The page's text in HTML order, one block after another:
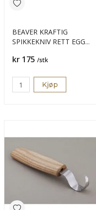
BEAVER KRAFTIG
SPIKKEKNIV RETT EGG
Pris
kr 175 /stk
Kjøp